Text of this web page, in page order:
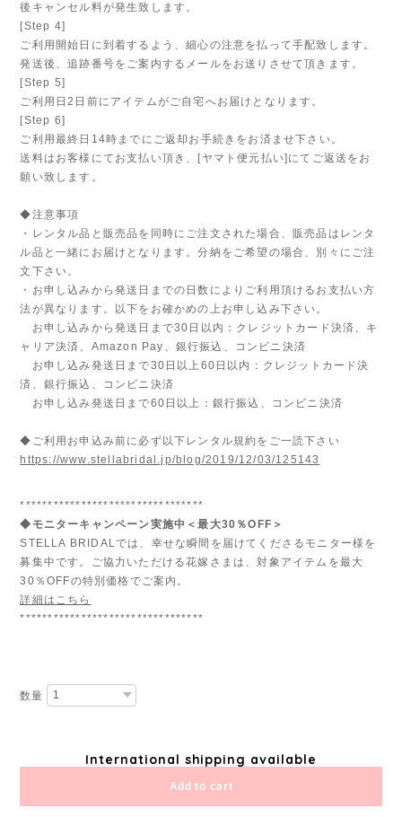
後キャンセル料が発生致します。
[Step 4]
ご利用開始日に到着するよう、細心の注意を払って手配致します。
発送後、追跡番号をご案内するメールをお送りさせて頂きます。
[Step 5]
ご利用日2日前にアイテムがご自宅へお届けとなります。
[Step 6]
ご利用最終日14時までにご返却お手続きをお済ませ下さい。
送料はお客様にてお支払い頂き、[ヤマト便元払い]にてご返送をお
願い致します。
◆注意事項
・レンタル品と販売品を同時にご注文された場合、販売品はレンタ
ル品と一緒にお届けとなります。分納をご希望の場合、別々にご注
文下さい。
・お申し込みから発送日までの日数によりご利用頂けるお支払い方
法が異なります。以下をお確かめの上お申し込み下さい。
お申し込みから発送日まで30日以内：クレジットカード決済、キ
ャリア決済、Amazon Pay、銀行振込、コンビニ決済
お申し込み発送日まで30日以上60日以内：クレジットカード決
済、銀行振込、コンビニ決済
お申し込み発送日まで60日以上：銀行振込、コンビニ決済
◆ご利用お申込み前に必ず以下レンタル規約をご一読下さい
https://www.stellabridal.jp/blog/2019/12/03/125143
*********************************
◆モニターキャンペーン実施中＜最大30％OFF＞
STELLA BRIDALでは、幸せな瞬間を届けてくださるモニター様を
募集中です。ご協力いただける花嫁さまは、対象アイテムを最大
30％OFFの特別価格でご案内。
詳細はこちら
*********************************
数量
International shipping available
Add to cart